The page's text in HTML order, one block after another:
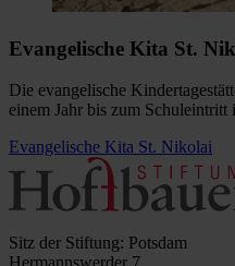
Evangelische Kita St.
Die evangelische
einem Jahr bis zum
Evangelische Kita St. Nikolai
Sitz der Stiftung: Potsdam